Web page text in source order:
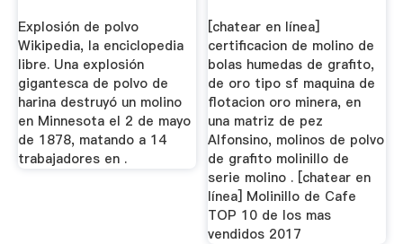
Explosión de polvo
Wikipedia, la enciclopedia
libre. Una explosión
gigantesca de polvo de
harina destruyó un molino
en Minnesota el 2 de mayo
de 1878, matando a 14
trabajadores en .
[chatear en línea]
certificacion de molino de
bolas humedas de grafito,
de oro tipo sf maquina de
flotacion oro minera, en
una matriz de pez
Alfonsino, molinos de polvo
de grafito molinillo de
serie molino . [chatear en
línea] Molinillo de Cafe
TOP 10 de los mas
vendidos 2017